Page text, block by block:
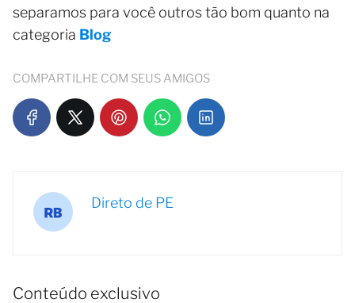
separamos para você outros tão bom quanto na
categoria Blog
COMPARTILHE COM SEUS AMIGOS
Direto de PE
Conteúdo exclusivo